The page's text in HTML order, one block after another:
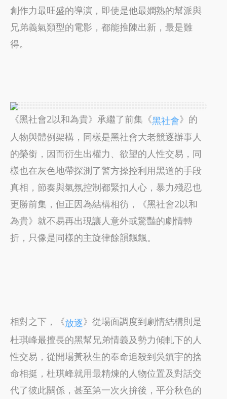
創作力最旺盛的導演，即使是他最嫻熟的幫派與
兄弟義氣類型的電影，都能推陳出新，最是難
得。
《黑社會2以和為貴》承繼了前集《黑社會》的
人物與體例架構，同樣是黑社會大老競逐辦事人
的榮銜，因而衍生出權力、欲望的人性交易，同
樣也在灰色地帶探測了警方操控利用黑道的手段
真相，節奏與氣氛控制都緊扣人心，暴力殘忍也
更勝前集，但正因為結構相彷，《黑社會2以和
為貴》就不易再出現讓人意外或驚豔的劇情轉
折，只像是同樣的主旋律餘韻飄飄。
相對之下，《放逐》從場面調度到劇情結構則是
杜琪峰最擅長的黑幫兄弟情義及勢力傾軋下的人
性交易，從開場黃秋生的奉命追殺到吳鎮宇的捨
命相挺，杜琪峰就用最精煉的人物位置及對話交
代了彼此關係，甚至第一次火拚後，平分秋色的